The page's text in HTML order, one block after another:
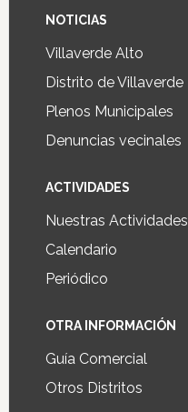
NOTICIAS
Villaverde Alto
Distrito de Villaverde
Plenos Municipales
Denuncias vecinales
ACTIVIDADES
Nuestras Actividades
Calendario
Periódico
OTRA INFORMACIÓN
Guía Comercial
Otros Distritos